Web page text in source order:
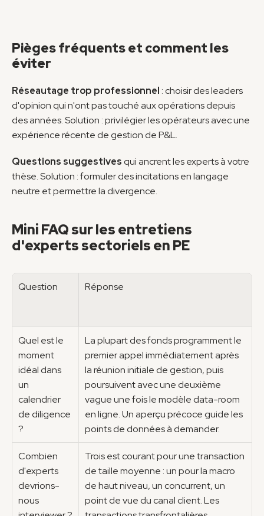
Pièges fréquents et comment les
éviter
Réseautage trop professionnel : choisir des leaders
d'opinion qui n'ont pas touché aux opérations depuis
des années. Solution : privilégier les opérateurs avec une
expérience récente de gestion de P&L.
Questions suggestives qui ancrent les experts à votre
thèse. Solution : formuler des incitations en langage
neutre et permettre la divergence.
Mini FAQ sur les entretiens
d'experts sectoriels en PE
Question Réponse
Quel est le
moment
idéal dans
un
calendrier
de diligence
?
La plupart des fonds programment le
premier appel immédiatement après
la réunion initiale de gestion, puis
poursuivent avec une deuxième
vague une fois le modèle data-room
en ligne. Un aperçu précoce guide les
points de données à demander.
Combien
d'experts
devrions-
nous
Trois est courant pour une transaction
de taille moyenne : un pour la macro
de haut niveau, un concurrent, un
point de vue du canal client. Les